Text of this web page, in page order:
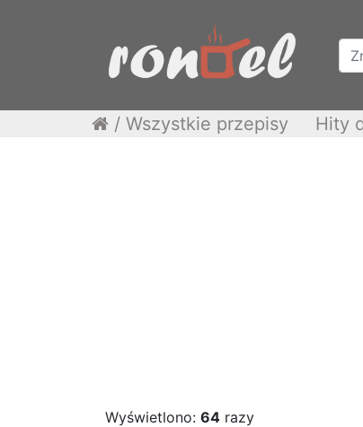
/ Wszystkie przepisy Hity
Wyświetlono: 64 razy